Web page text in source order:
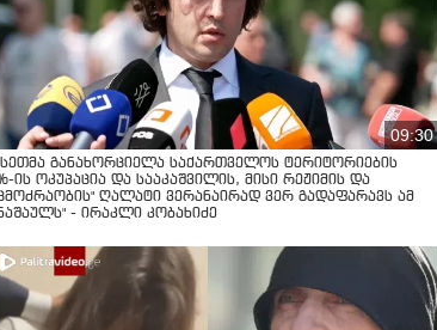
09:30
განახორციელა საქართველოს ტერიტორიების
ის ოკუპაცია და სააკაშვილის, მისი რეჟიმის და
ღალატი ვერანაირად ვერ გადაფარავს ამ
- ირაკლი კობახიძე